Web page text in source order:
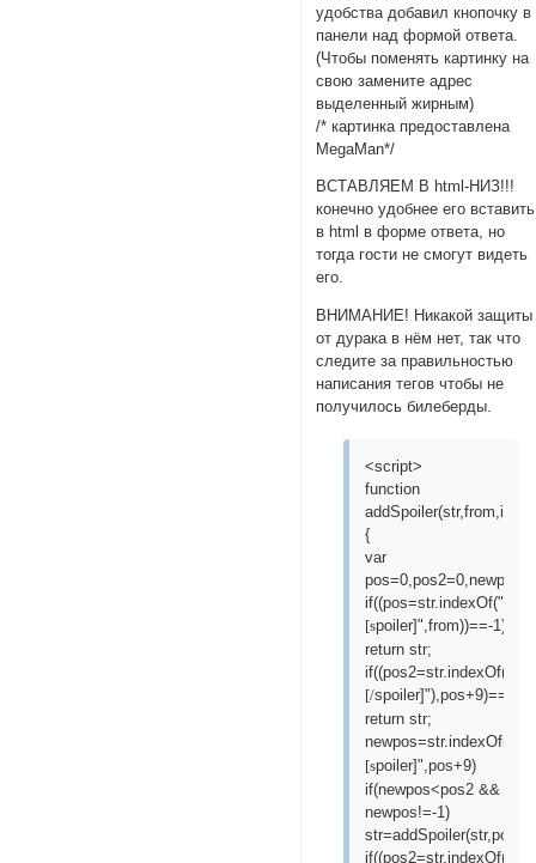
удобства добавил кнопочку в
панели над формой ответа.
(Чтобы поменять картинку на
свою замените адрес
выделенный жирным)
/* картинка предоставлена
MegaMan*/
ВСТАВЛЯЕМ В html-НИЗ!!!
конечно удобнее его вставить
в html в форме ответа, но
тогда гости не смогут видеть
его.
ВНИМАНИЕ! Никакой защиты
от дурака в нём нет, так что
следите за правильностью
написания тегов чтобы не
получилось билеберды.
<script>
function
{
var
if((pos=str.indexOf("
[spoiler]",from))==-1)
return str;
if((pos2=str.indexOf("
[/spoiler]"),pos+9)==-1)
return str;
newpos=str.indexOf(
[spoiler]",pos+9)
if(newpos<pos2 &&
newpos!=-1)
if((pos2=str.indexOf("